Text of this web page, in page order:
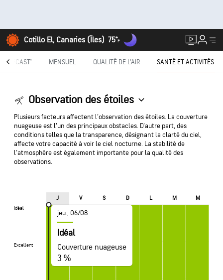
Cotillo El, Canaries (Îles) 75°F
MENSUEL QUALITÉ DE L'AIR SANTÉ ET ACTIVITÉS
Observation des étoiles
Plusieurs facteurs affectent l'observation des étoiles. La couverture
nuageuse est l'un des principaux obstacles. D'autre part, des
conditions telles que la transparence, désignant la clarté du ciel,
affecte votre capacité à voir le ciel nocturne. La stabilité de
l'atmosphère est également importante pour la qualité des
observations.
Idéal
Excellent
J V S D L M M
Idéal
Excellent
jeu., 06/08
Idéal
Couverture nuageuse
3 %